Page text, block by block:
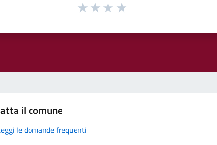
il comune
le domande frequenti